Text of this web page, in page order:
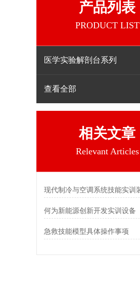
产品列表
PRODUCT LIST
医学实验解剖台系列
查看全部
相关文章
Relevant Articles
何为新能源创新开发实训设备
急救技能模型具体操作事项